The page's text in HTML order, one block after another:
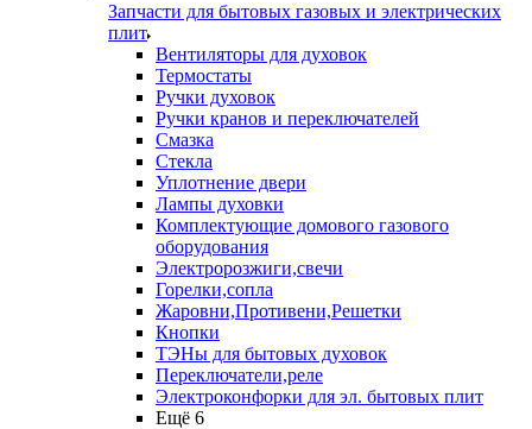
Запчасти для бытовых газовых и электрических
плит
Вентиляторы для духовок
Термостаты
Ручки духовок
Ручки кранов и переключателей
Смазка
Стекла
Уплотнение двери
Лампы духовки
Комплектующие домового газового
оборудования
Электророзжиги,свечи
Горелки,сопла
Жаровни,Противени,Решетки
Кнопки
ТЭНы для бытовых духовок
Переключатели,реле
Электроконфорки для эл. бытовых плит
Ещё 6